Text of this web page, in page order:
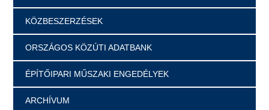
KÖZBESZERZÉSEK
ORSZÁGOS KÖZÚTI ADATBANK
ÉPÍTŐIPARI MŰSZAKI ENGEDÉLYEK
ARCHÍVUM